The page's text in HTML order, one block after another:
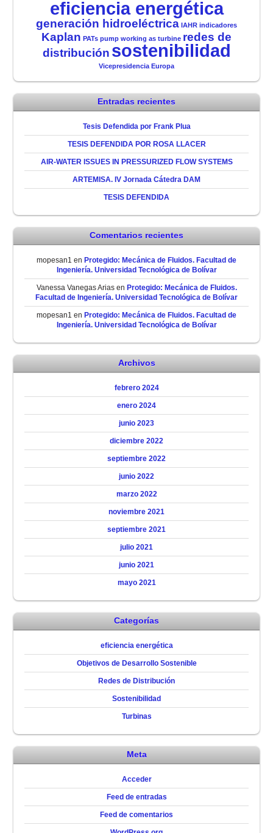
eficiencia energética
generación hidroeléctrica IAHR indicadores
Kaplan PATs pump working as turbine redes de
distribución sostenibilidad
Vicepresidencia Europa
Entradas recientes
Tesis Defendida por Frank Plua
TESIS DEFENDIDA POR ROSA LLACER
AIR-WATER ISSUES IN PRESSURIZED FLOW SYSTEMS
ARTEMISA. IV Jornada Cátedra DAM
TESIS DEFENDIDA
Comentarios recientes
mopesan1 en Protegido: Mecánica de Fluidos. Facultad de
Ingeniería. Universidad Tecnológica de Bolívar
Vanessa Vanegas Ariasen Protegido: Mecánica de Fluidos.
Facultad de Ingeniería. Universidad Tecnológica de Bolívar
mopesan1 en Protegido: Mecánica de Fluidos. Facultad de
Ingeniería. Universidad Tecnológica de Bolívar
Archivos
febrero 2024
enero 2024
junio 2023
diciembre 2022
septiembre 2022
junio 2022
marzo 2022
noviembre 2021
septiembre 2021
julio 2021
junio 2021
mayo 2021
Categorías
eficiencia energética
Objetivos de Desarrollo Sostenible
Redes de Distribución
Sostenibilidad
Turbinas
Meta
Acceder
Feed de entradas
Feed de comentarios